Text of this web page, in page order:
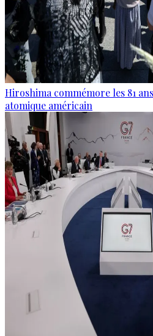
Hiroshima commémore les 81
atomique américain